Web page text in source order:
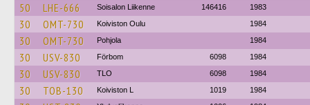
50 LHE-666 Soisalon Liikenne 146416 1983
30 OMT-730 Koiviston Oulu 1984
30 OMT-730 Pohjola 1984
30 USV-830 Förbom 6098 1984
30 USV-830 TLO 6098 1984
30 TOB-130 Koiviston L 1019 1984